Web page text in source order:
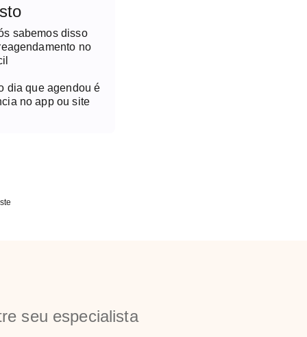
sabemos disso
no
dia que agendou é
no app ou site
seu especialista